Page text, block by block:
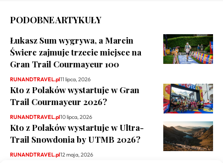
PODOBNE ARTYKUŁY
Łukasz Sum wygrywa, a Marcin
Świerc zajmuje trzecie miejsce na
Gran Trail Courmayeur 100
RUNANDTRAVEL.pl11 lipca, 2026
Kto z Polaków wystartuje w Gran
Trail Courmayeur 2026?
RUNANDTRAVEL.pl10 lipca, 2026
Kto z Polaków wystartuje w Ultra-
Trail Snowdonia by UTMB 2026?
RUNANDTRAVEL.pl12 maja, 2026